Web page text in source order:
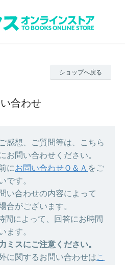
ショップへ戻る
合わせ
感想、ご質問等は、こちら
お問い合わせください。
にお問い合わせＱ＆Ａ をご
です。
い合わせの内容によって
合がございます。
間によって、回答にお時間
ます。
スにご注意ください。
に関するお問い合わせはこ